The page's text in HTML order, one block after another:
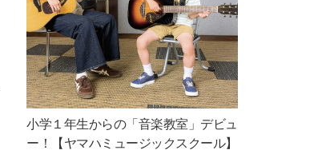
小学１年生からの「音楽教室」デビュ
ー！【ヤマハミュージックスクール】